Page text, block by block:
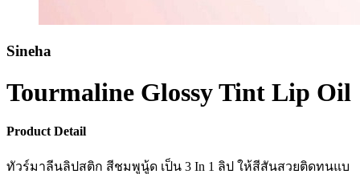
Sineha
Tourmaline Glossy Tint Lip Oil
Product Detail
ทัวร์มาลีนลิปสติก สีชมพูนู้ด เป็น 3 In 1 ลิป ให้สีสันสวยติดทนแบ